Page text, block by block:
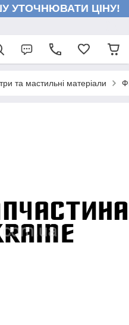
УТОЧНЮВАТИ ЦІНУ!
та мастильні матеріали